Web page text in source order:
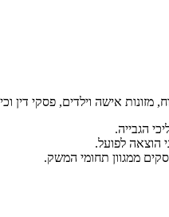
אישה וילדים, פסקי דין
הגבייה.
הוצאה לפועל.
ממגוון תחומי המשק.